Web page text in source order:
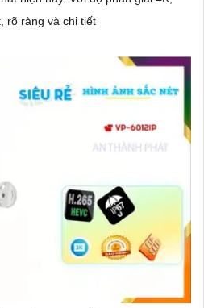
rõ ràng và chi tiết